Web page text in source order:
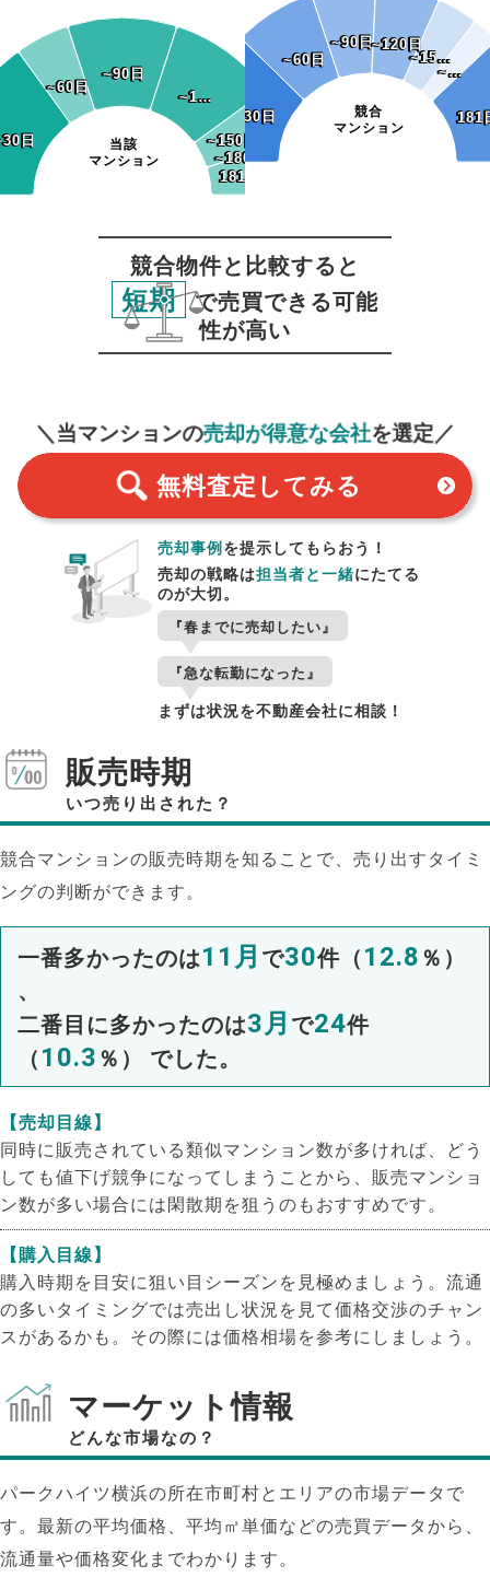
NEW!
NEW!
当該
マンション
日
日
~60日
~60日
~90日
~90日
~1…
~1…
~150日
~150日
~180日
~180日
181日~
181日~
競合
マンション
~30日
~30日
~60日
~60日
~90日
~90日~120日
~120日
~15…
~15…
~…
~…
181
181
競合物件と比較すると
短期
で売買できる可能
性が高い
＼当マンションの売却が得意な会社を選定／
無料査定 してみる
売却事例 を提示してもらおう！
売却の戦略は担当者と一緒にたてる
のが大切。
『春までに売却したい』
『急な転勤になった』
まずは状況を不動産会社に相談！
販売時期
いつ売り出された？
競合マンションの販売時期を知ることで、売り出すタイミ
ングの判断ができます。
一番多かったのは11月 で30件（ 12.8 ％）
、
二番目に多かったのは3月 で24件
（ 10.3 ％） でした。
【売却目線】
同時に販売されている類似マンション数が多ければ、どう
しても値下げ競争になってしまうことから、販売マンショ
ン数が多い場合には閑散期を狙うのもおすすめです。
【購入目線】
購入時期を目安に狙い目シーズンを見極めましょう。流通
の多いタイミングでは売出し状況を見て価格交渉のチャン
スがあるかも。その際には価格相場を参考にしましょう。
マーケット情報
どんな市場なの？
パークハイツ横浜の所在市町村とエリアの市場データで
す。最新の平均価格、平均㎡単価などの売買データから、
流通量や価格変化までわかります。